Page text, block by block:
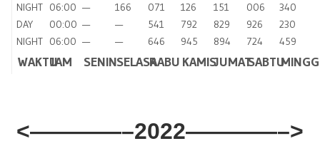
NIGHT 06:00 — 166 071 126 151 006
340
DAY
00:00 — — 541 792 829 926
230
NIGHT 06:00 — — 646 945 894 724 459
WAKTUJAM SENINSELASARABU KAMISJUMATSABTU
<————–2022————–>